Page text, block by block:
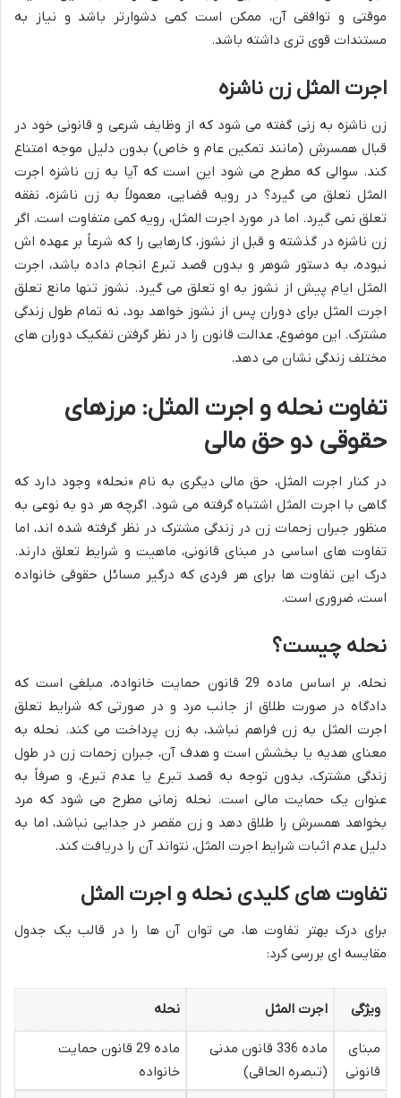
موقتی و توافقی آن، ممکن است کمی دشوارتر باشد و نیاز به
مستندات قوی تری داشته باشد.
اجرت المثل زن ناشزه
زن ناشزه به زنی گفته می شود که از وظایف شرعی و قانونی خود در
قبال همسرش (مانند تمکین عام و خاص) بدون دلیل موجه امتناع
کند. سوالی که مطرح می شود این است که آیا به زن ناشزه اجرت
المثل تعلق می گیرد؟ در رویه قضایی، معمولاً به زن ناشزه، نفقه
تعلق نمی گیرد. اما در مورد اجرت المثل، رویه کمی متفاوت است. اگر
زن ناشزه در گذشته و قبل از نشوز، کارهایی را که شرعاً بر عهده اش
نبوده، به دستور شوهر و بدون قصد تبرع انجام داده باشد، اجرت
المثل ایام پیش از نشوز به او تعلق می گیرد. نشوز تنها مانع تعلق
اجرت المثل برای دوران پس از نشوز خواهد بود، نه تمام طول زندگی
مشترک. این موضوع، عدالت قانون را در نظر گرفتن تفکیک دوران های
مختلف زندگی نشان می دهد.
تفاوت نحله و اجرت المثل: مرزهای
حقوقی دو حق مالی
در کنار اجرت المثل، حق مالی دیگری به نام «نحله» وجود دارد که
گاهی با اجرت المثل اشتباه گرفته می شود. اگرچه هر دو به نوعی به
منظور جبران زحمات زن در زندگی مشترک در نظر گرفته شده اند، اما
تفاوت های اساسی در مبنای قانونی، ماهیت و شرایط تعلق دارند.
درک این تفاوت ها برای هر فردی که درگیر مسائل حقوقی خانواده
است، ضروری است.
نحله چیست؟
نحله، بر اساس ماده 29 قانون حمایت خانواده، مبلغی است که
دادگاه در صورت طلاق از جانب مرد و در صورتی که شرایط تعلق
اجرت المثل به زن فراهم نباشد، به زن پرداخت می کند. نحله به
معنای هدیه یا بخشش است و هدف آن، جبران زحمات زن در طول
زندگی مشترک، بدون توجه به قصد تبرع یا عدم تبرع، و صرفاً به
عنوان یک حمایت مالی است. نحله زمانی مطرح می شود که مرد
بخواهد همسرش را طلاق دهد و زن مقصر در جدایی نباشد، اما به
دلیل عدم اثبات شرایط اجرت المثل، نتواند آن را دریافت کند.
تفاوت های کلیدی نحله و اجرت المثل
برای درک بهتر تفاوت ها، می توان آن ها را در قالب یک جدول
مقایسه ای بررسی کرد:
ویژگی اجرت المثل نحله
مبنای
قانونی
ماده 336 قانون مدنی
(تبصره الحاقی)
ماده 29 قانون حمایت
خانواده